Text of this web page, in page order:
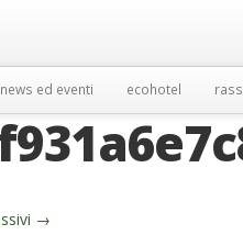
news ed eventi ecohotel
→